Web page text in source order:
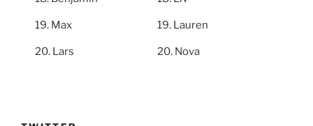
Max
Lars
Lauren
Nova